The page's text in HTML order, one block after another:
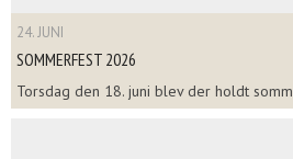
24. JUNI
SOMMERFEST 2026
Torsdag den 18. juni blev der holdt